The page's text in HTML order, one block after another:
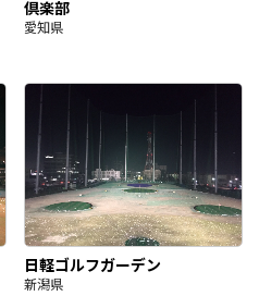
倶楽部
愛知県
日軽ゴルフガーデン
新潟県